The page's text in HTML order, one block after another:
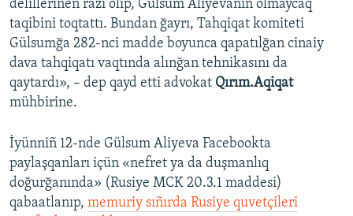
delillerinen razı olıp, Gülsum Aliyevanıñ olmaycaq
taqibini toqtattı. Bundan ğayrı, Tahqiqat komiteti
Gülsumğa 282-nci madde boyunca qapatılğan cinaiy
dava tahqiqatı vaqtında alınğan tehnikasını da
qaytardı», – dep qayd etti advokat Qırım.Aqiqat
mühbirine.
İyünniñ 12-nde Gülsum Aliyeva Facebookta
paylaşqanları içün «nefret ya da duşmanlıq
doğurğanında» (Rusiye MCK 20.3.1 maddesi)
qabaatlanıp, memuriy sıñırda Rusiye quvetçileri